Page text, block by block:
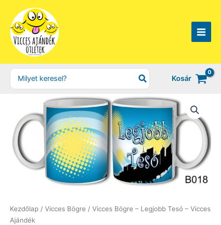
content
Search
for:
Kosár
Kezdőlap / Vicces Bögre / Vicces Bögre – Legjobb Tesó – Vicces
Ajándék